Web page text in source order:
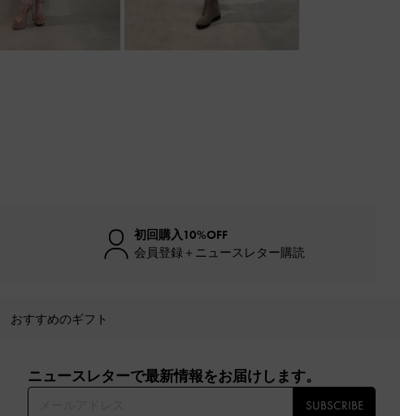
初回購入10%OFF
会員登録＋ニュースレター購読
おすすめのギフト
ニュースレターで最新情報をお届けします。​
SUBSCRIBE